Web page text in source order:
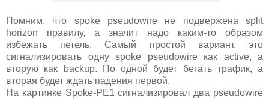
Помним, что spoke pseudowire не подвержена split
horizon правилу, а значит надо каким-то образом
избежать петель. Самый простой вариант, это
сигнализировать одну spoke pseudowire как active, а
вторую как backup. По одной будет бегать трафик, а
вторая будет ждать падения первой.
На картинке Spoke-PE1 сигнализировал два pseudowire